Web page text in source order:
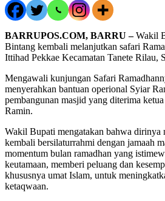
BARRUPOS.COM, BARRU –Wakil
Bintang kembali melanjutkan safari
Ittihad Pekkae Kecamatan Tanete Rilau,
Mengawali kunjungan Safari
menyerahkan bantuan operional Syiar
pembangunan masjid yang diterima
Ramin.
Wakil Bupati mengatakan bahwa dirinya
kembali bersilaturrahmi dengan jamaah
momentum bulan ramadhan yang
keutamaan, memberi peluang dan
khususnya umat Islam, untuk
ketaqwaan.